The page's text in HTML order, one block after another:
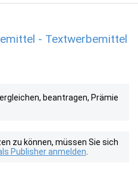
- Textwerbemittel
beantragen, Prämie
zu können, müssen Sie sich
Publisher anmelden